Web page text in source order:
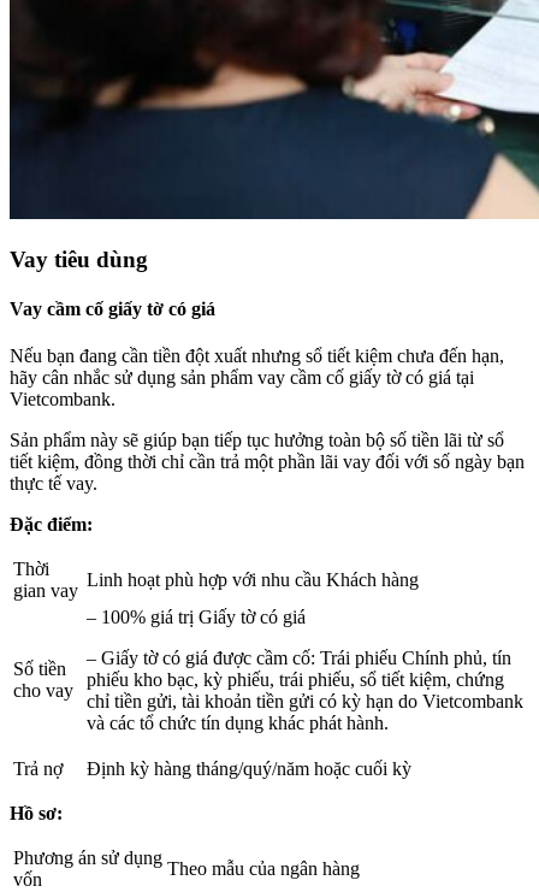
Vay tiêu dùng
Vay cầm cố giấy tờ có giá
Nếu bạn đang cần tiền đột xuất nhưng sổ tiết kiệm chưa đến hạn,
hãy cân nhắc sử dụng sản phẩm vay cầm cố giấy tờ có giá tại
Vietcombank.
Sản phẩm này sẽ giúp bạn tiếp tục hưởng toàn bộ số tiền lãi từ sổ
tiết kiệm, đồng thời chỉ cần trả một phần lãi vay đối với số ngày bạn
thực tế vay.
Đặc điểm:
Thời
gian vay
Linh hoạt phù hợp với nhu cầu Khách hàng
Số tiền
cho vay
– 100% giá trị Giấy tờ có giá
– Giấy tờ có giá được cầm cố: Trái phiếu Chính phủ, tín
phiếu kho bạc, kỳ phiếu, trái phiếu, sổ tiết kiệm, chứng
chỉ tiền gửi, tài khoản tiền gửi có kỳ hạn do Vietcombank
và các tổ chức tín dụng khác phát hành.
Trả nợ Định kỳ hàng tháng/quý/năm hoặc cuối kỳ
Hồ sơ:
Phương án sử dụng
vốn
Theo mẫu của ngân hàng